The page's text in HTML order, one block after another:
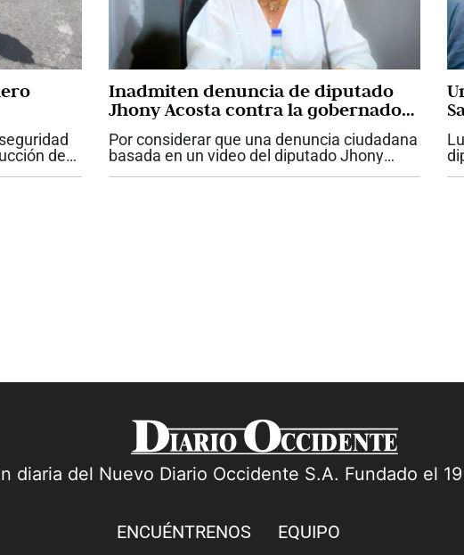
de
de
Inadmiten denuncia de diputado
Jhony Acosta contra la gobernadora
Dilian Francisca Toro
Por considerar que una denuncia ciudadana
basada en un video del diputado Jhony
Acosta “no tenía fundamento”, la Fiscalía
diaria del Nuevo Diario Occidente S.A. Fundado el
ENCUÉNTRENOS EQUIPO